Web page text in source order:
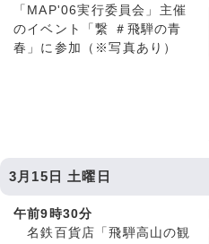
「MAP'06実行委員会」主催
のイベント「繋 ＃飛騨の青
春」に参加（※写真あり）
3月15日 土曜日
午前9時30分
名鉄百貨店「飛騨高山の観